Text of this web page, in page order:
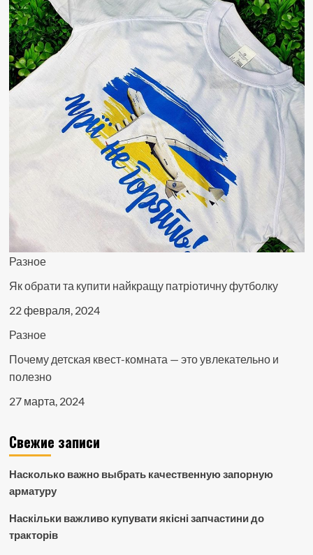
Разное
Як обрати та купити найкращу патріотичну футболку
22 февраля, 2024
Разное
Почему детская квест-комната — это увлекательно и
полезно
27 марта, 2024
Свежие записи
Насколько важно выбрать качественную запорную
арматуру
Наскільки важливо купувати якісні запчастини до
тракторів